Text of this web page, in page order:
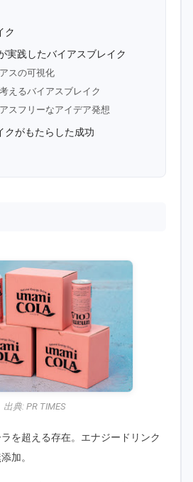
ク
実践したバイアスブレイク
スの可視化
えるバイアスブレイク
スフリーなアイデア発想
クがもたらした成功
出典: PR TIMES
を超える存在。エナジードリンク
加。